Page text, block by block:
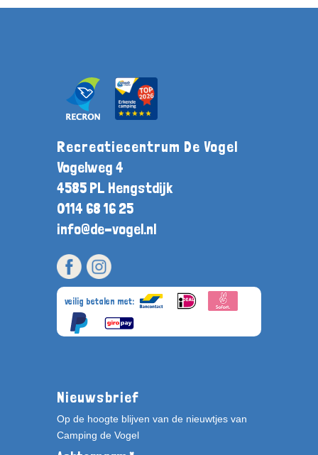
Recreatiecentrum De Vogel
Vogelweg 4
4585 PL Hengstdijk
0114 68 16 25
info@de-vogel.nl
veilig betalen met:
Nieuwsbrief
Op de hoogte blijven van de nieuwtjes van
Camping de Vogel